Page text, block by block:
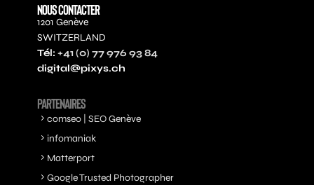
NOUS CONTACTER
1201 Genève
SWITZERLAND
Tél: +41 (0) 77 976 93 84
digital@pixys.ch
PARTENAIRES
comseo | SEO Genève
infomaniak
Matterport
Google Trusted Photographer